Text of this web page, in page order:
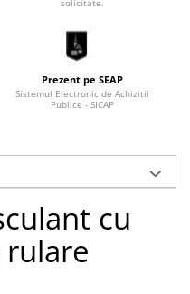
solicitate.
Prezent pe SEAP
Sistemul Electronic de Achizitii
Publice - SICAP
cu